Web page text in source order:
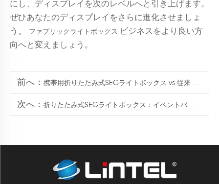
にし、ディスプレイを次のレベルへと引き上げます。
ぜひあなたのディスプレイをさらに進化させましょ
う。
ファブリックライトボックス ビジネスをより良い方
向へと変えましょう。
前へ： 携帯用折りたたみ式SEGライトボックス vs 従来型ディスプレイ
次へ： 折りたたみ式SEGライトボックス：イベントバックドロップ用の簡単組立